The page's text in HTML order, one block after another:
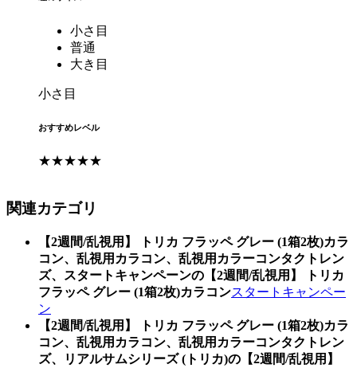
小さ目
普通
大き目
小さ目
おすすめレベル
★★★★★
関連カテゴリ
【2週間/乱視用】 トリカ フラッペ グレー (1箱2枚)カラ
コン、乱視用カラコン、乱視用カラーコンタクトレン
ズ、スタートキャンペーンの【2週間/乱視用】 トリカ
フラッペ グレー (1箱2枚)カラコンスタートキャンペー
ン
【2週間/乱視用】 トリカ フラッペ グレー (1箱2枚)カラ
コン、乱視用カラコン、乱視用カラーコンタクトレン
ズ、リアルサムシリーズ (トリカ)の【2週間/乱視用】